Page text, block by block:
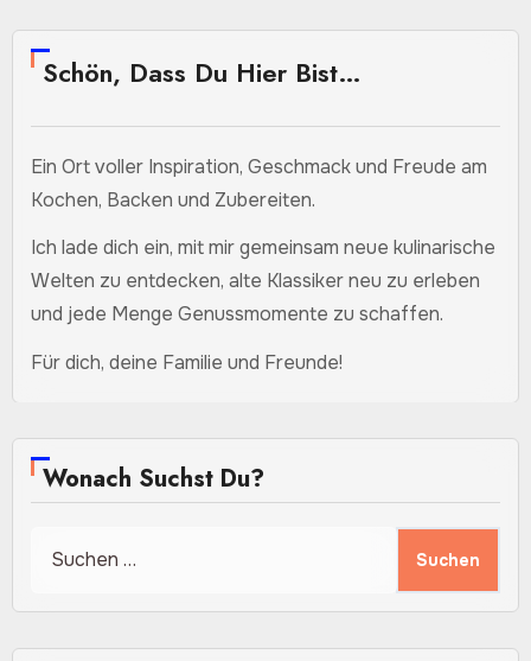
Schön, Dass Du Hier Bist…
Ein Ort voller Inspiration, Geschmack und Freude am
Kochen, Backen und Zubereiten.
Ich lade dich ein, mit mir gemeinsam neue kulinarische
Welten zu entdecken, alte Klassiker neu zu erleben
und jede Menge Genussmomente zu schaffen.
Für dich, deine Familie und Freunde!
Wonach Suchst Du?